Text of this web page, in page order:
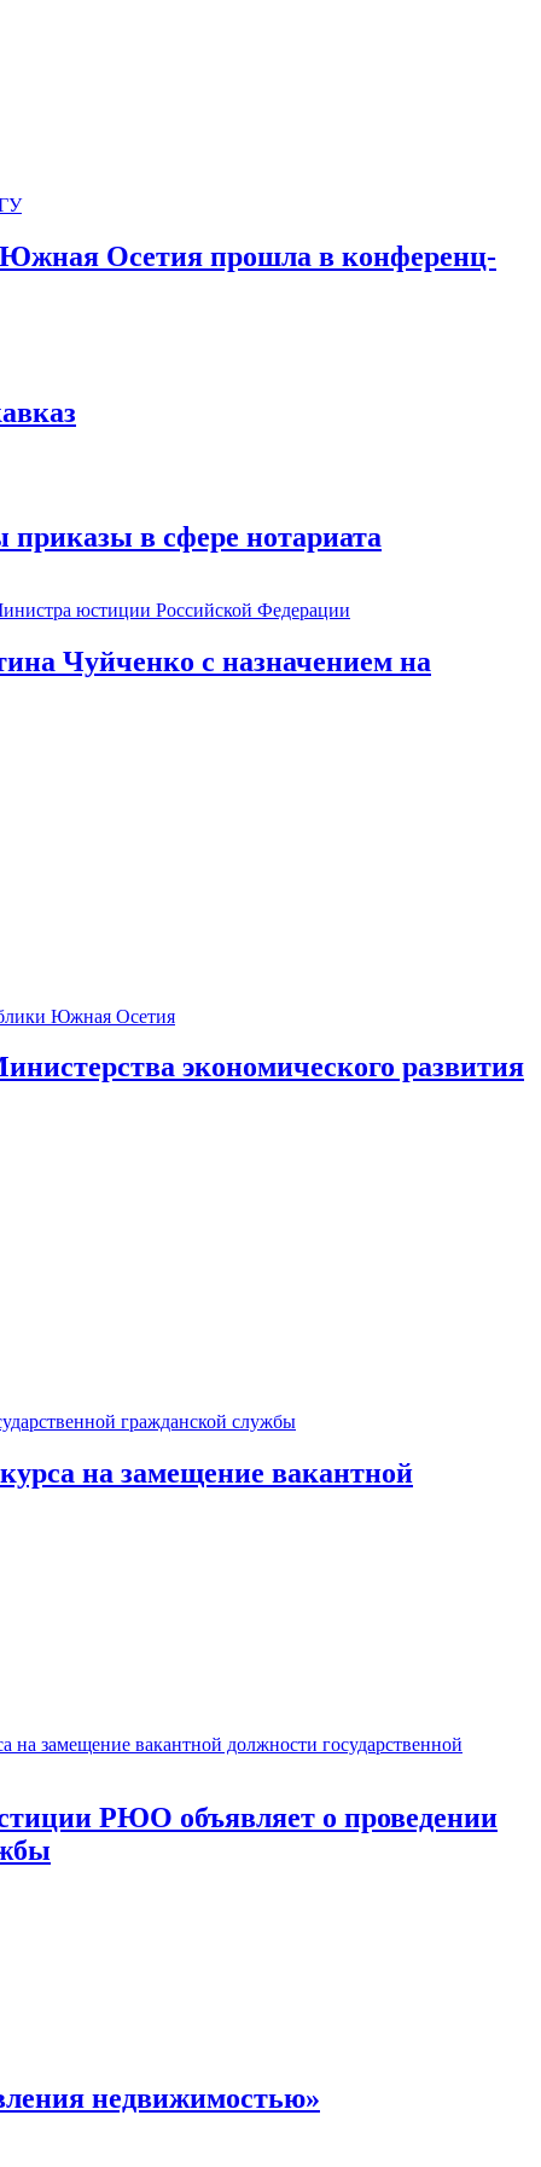
Южная Осетия прошла в конференц-
в сфере нотариата
Чуйченко с назначением на
экономического развития
на замещение вакантной
РЮО объявляет о проведении
недвижимостью»